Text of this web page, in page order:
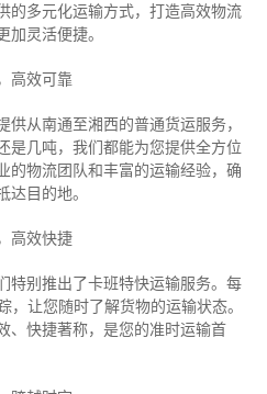
的多元化运输方式，打造高效物流
加灵活便捷。
高效可靠
从南通至湘西的普通货运服务，
是几吨，我们都能为您提供全方位
的物流团队和丰富的运输经验，确
达目的地。
高效快捷
特别推出了卡班特快运输服务。每
，让您随时了解货物的运输状态。
、快捷著称，是您的准时运输首